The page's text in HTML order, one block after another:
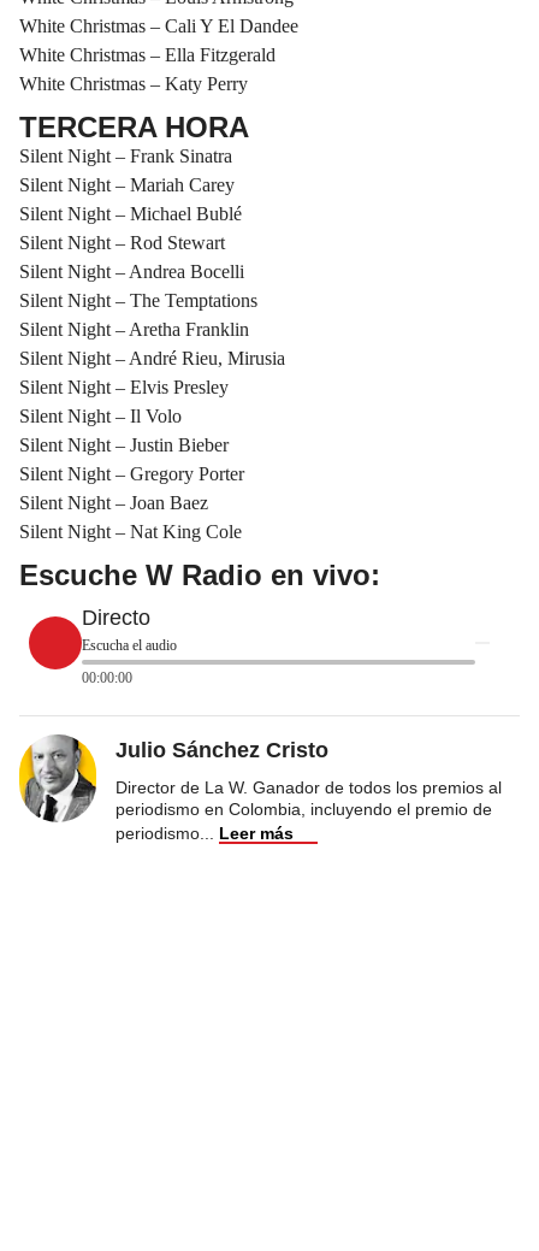
White Christmas – Cali Y El Dandee
White Christmas – Ella Fitzgerald
White Christmas – Katy Perry
TERCERA HORA
Silent Night – Frank Sinatra
Silent Night – Mariah Carey
Silent Night – Michael Bublé
Silent Night – Rod Stewart
Silent Night – Andrea Bocelli
Silent Night – The Temptations
Silent Night – Aretha Franklin
Silent Night – André Rieu, Mirusia
Silent Night – Elvis Presley
Silent Night – Il Volo
Silent Night – Justin Bieber
Silent Night – Gregory Porter
Silent Night – Joan Baez
Silent Night – Nat King Cole
Escuche W Radio en vivo:
Directo
Escucha el audio
00:00:00
Julio Sánchez Cristo
Director de La W. Ganador de todos los premios al
periodismo en Colombia, incluyendo el premio de
periodismo
Leer más